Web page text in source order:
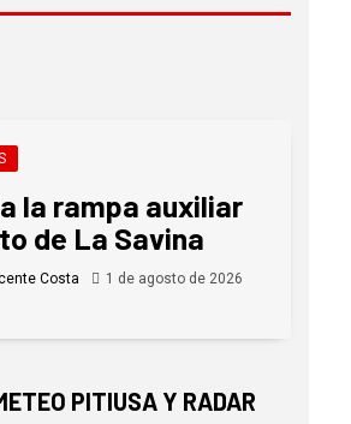
la rampa auxiliar
de La Savina
Costa
1 de agosto de 2026
PITIUSA Y RADAR